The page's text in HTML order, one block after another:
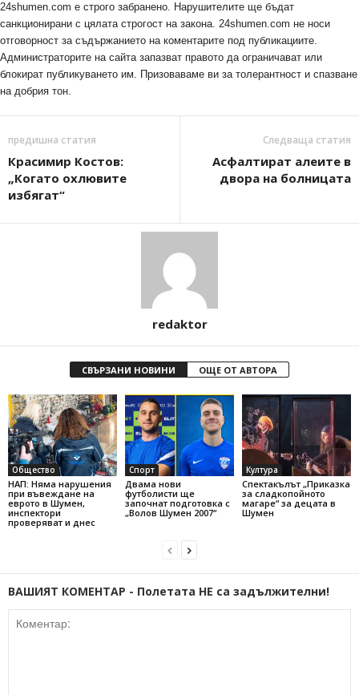
24shumen.com е строго забранено. Нарушителите ще бъдат
санкционирани с цялата строгост на закона. 24shumen.com не носи
отговорност за съдържанието на коментарите под публикациите.
Администраторите на сайта запазват правото да ограничават или
блокират публикуването им. Призоваваме ви за толерантност и спазване
на добрия тон.
предишна статия
Красимир Костов:
„Когато охлювите
избягат“
Следваща статия
Асфалтират алеите в
двора на болницата
redaktor
СВЪРЗАНИ НОВИНИ ОЩЕ ОТ АВТОРА
Общество
НАП: Няма нарушения
при въвеждане на
еврото в Шумен,
инспектори
проверяват и днес
Спорт
Двама нови
футболисти ще
започнат подготовка с
„Волов Шумен 2007“
Култура
Спектакълът „Приказка
за сладкопойното
магаре“ за децата в
Шумен
ВАШИЯТ КОМЕНТАР - Полетата НЕ са задължителни!